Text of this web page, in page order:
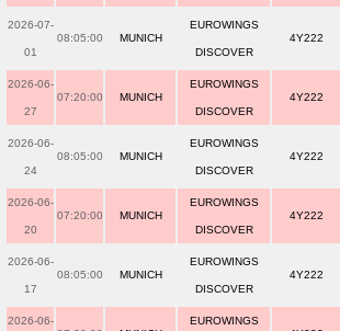
2026-07-
01
08:05:00 MUNICH
EUROWINGS
DISCOVER
4Y222
2026-06-
27
07:20:00 MUNICH
EUROWINGS
DISCOVER
4Y222
2026-06-
24
08:05:00 MUNICH
EUROWINGS
DISCOVER
4Y222
2026-06-
20
07:20:00 MUNICH
EUROWINGS
DISCOVER
4Y222
2026-06-
17
08:05:00 MUNICH
EUROWINGS
DISCOVER
4Y222
2026-06- EUROWINGS